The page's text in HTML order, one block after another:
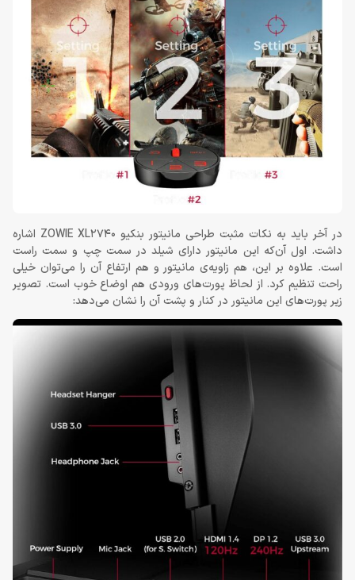
در آخر باید به نکات مثبت طراحی مانیتور بنکیو ZOWIE XL2740 اشاره
داشت. اول آن‌که این مانیتور دارای شیلد در سمت چپ و سمت راست
است. علاوه بر این، هم زاویه‌ی مانیتور و هم ارتفاع آن را می‌توان خیلی
راحت تنظیم کرد. از لحاظ پورت‌های ورودی هم اوضاع خوب است. تصویر
زیر پورت‌های این مانیتور در کنار و پشت آن را نشان می‌دهد: